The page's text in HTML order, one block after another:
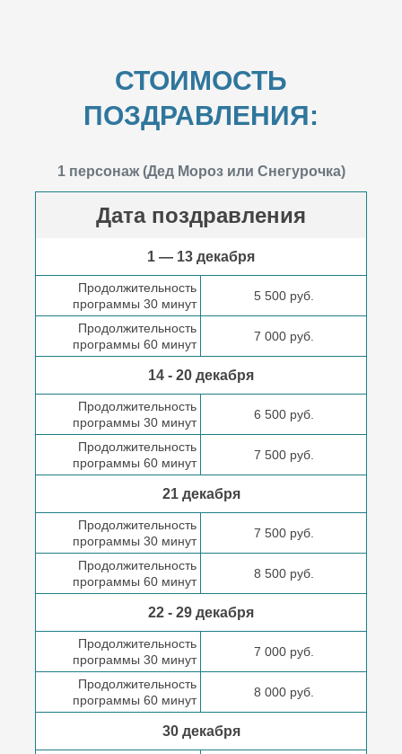
СТОИМОСТЬ
ПОЗДРАВЛЕНИЯ:
1 персонаж (Дед Мороз или Снегурочка)
Дата поздравления
1 — 13 декабря
Продолжительность
программы 30 минут
5 500 руб.
Продолжительность
программы 60 минут
7 000 руб.
14 - 20 декабря
Продолжительность
программы 30 минут
6 500 руб.
Продолжительность
программы 60 минут
7 500 руб.
21 декабря
Продолжительность
программы 30 минут
7 500 руб.
Продолжительность
программы 60 минут
8 500 руб.
22 - 29 декабря
Продолжительность
программы 30 минут
7 000 руб.
Продолжительность
программы 60 минут
8 000 руб.
30 декабря